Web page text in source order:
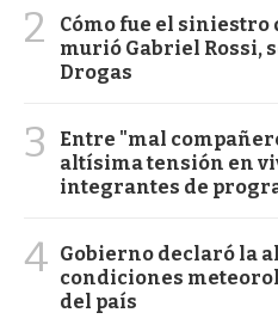
2
Cómo fue el siniestro
murió Gabriel Rossi,
Drogas
3
Entre "mal
altísima tensión en
integrantes de
4 Gobierno declaró la
condiciones
del país